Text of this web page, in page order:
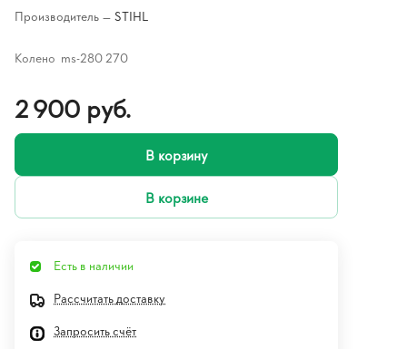
Производитель — STIHL
Колено ms-280 270
2 900 руб.
В корзину
В корзине
Есть в наличии
Рассчитать доставку
Запросить счёт